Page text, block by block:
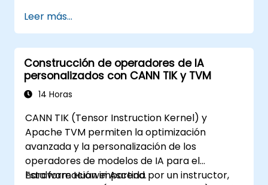
Leer más...
Construcción de operadores de IA
personalizados con CANN TIK y TVM
14 Horas
CANN TIK (Tensor Instruction Kernel) y
Apache TVM permiten la optimización
avanzada y la personalización de los
operadores de modelos de IA para el
hardware Huawei Ascend.
Esta formación impartida por un instructor,